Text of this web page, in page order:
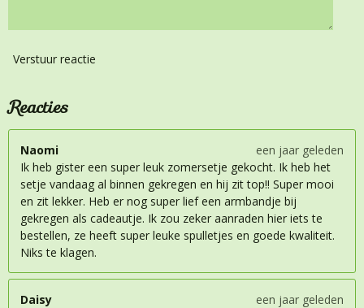
Verstuur reactie
Reacties
Naomi
een jaar geleden
Ik heb gister een super leuk zomersetje gekocht. Ik heb het
setje vandaag al binnen gekregen en hij zit top!! Super mooi
en zit lekker. Heb er nog super lief een armbandje bij
gekregen als cadeautje. Ik zou zeker aanraden hier iets te
bestellen, ze heeft super leuke spulletjes en goede kwaliteit.
Niks te klagen.
Daisy
een jaar geleden